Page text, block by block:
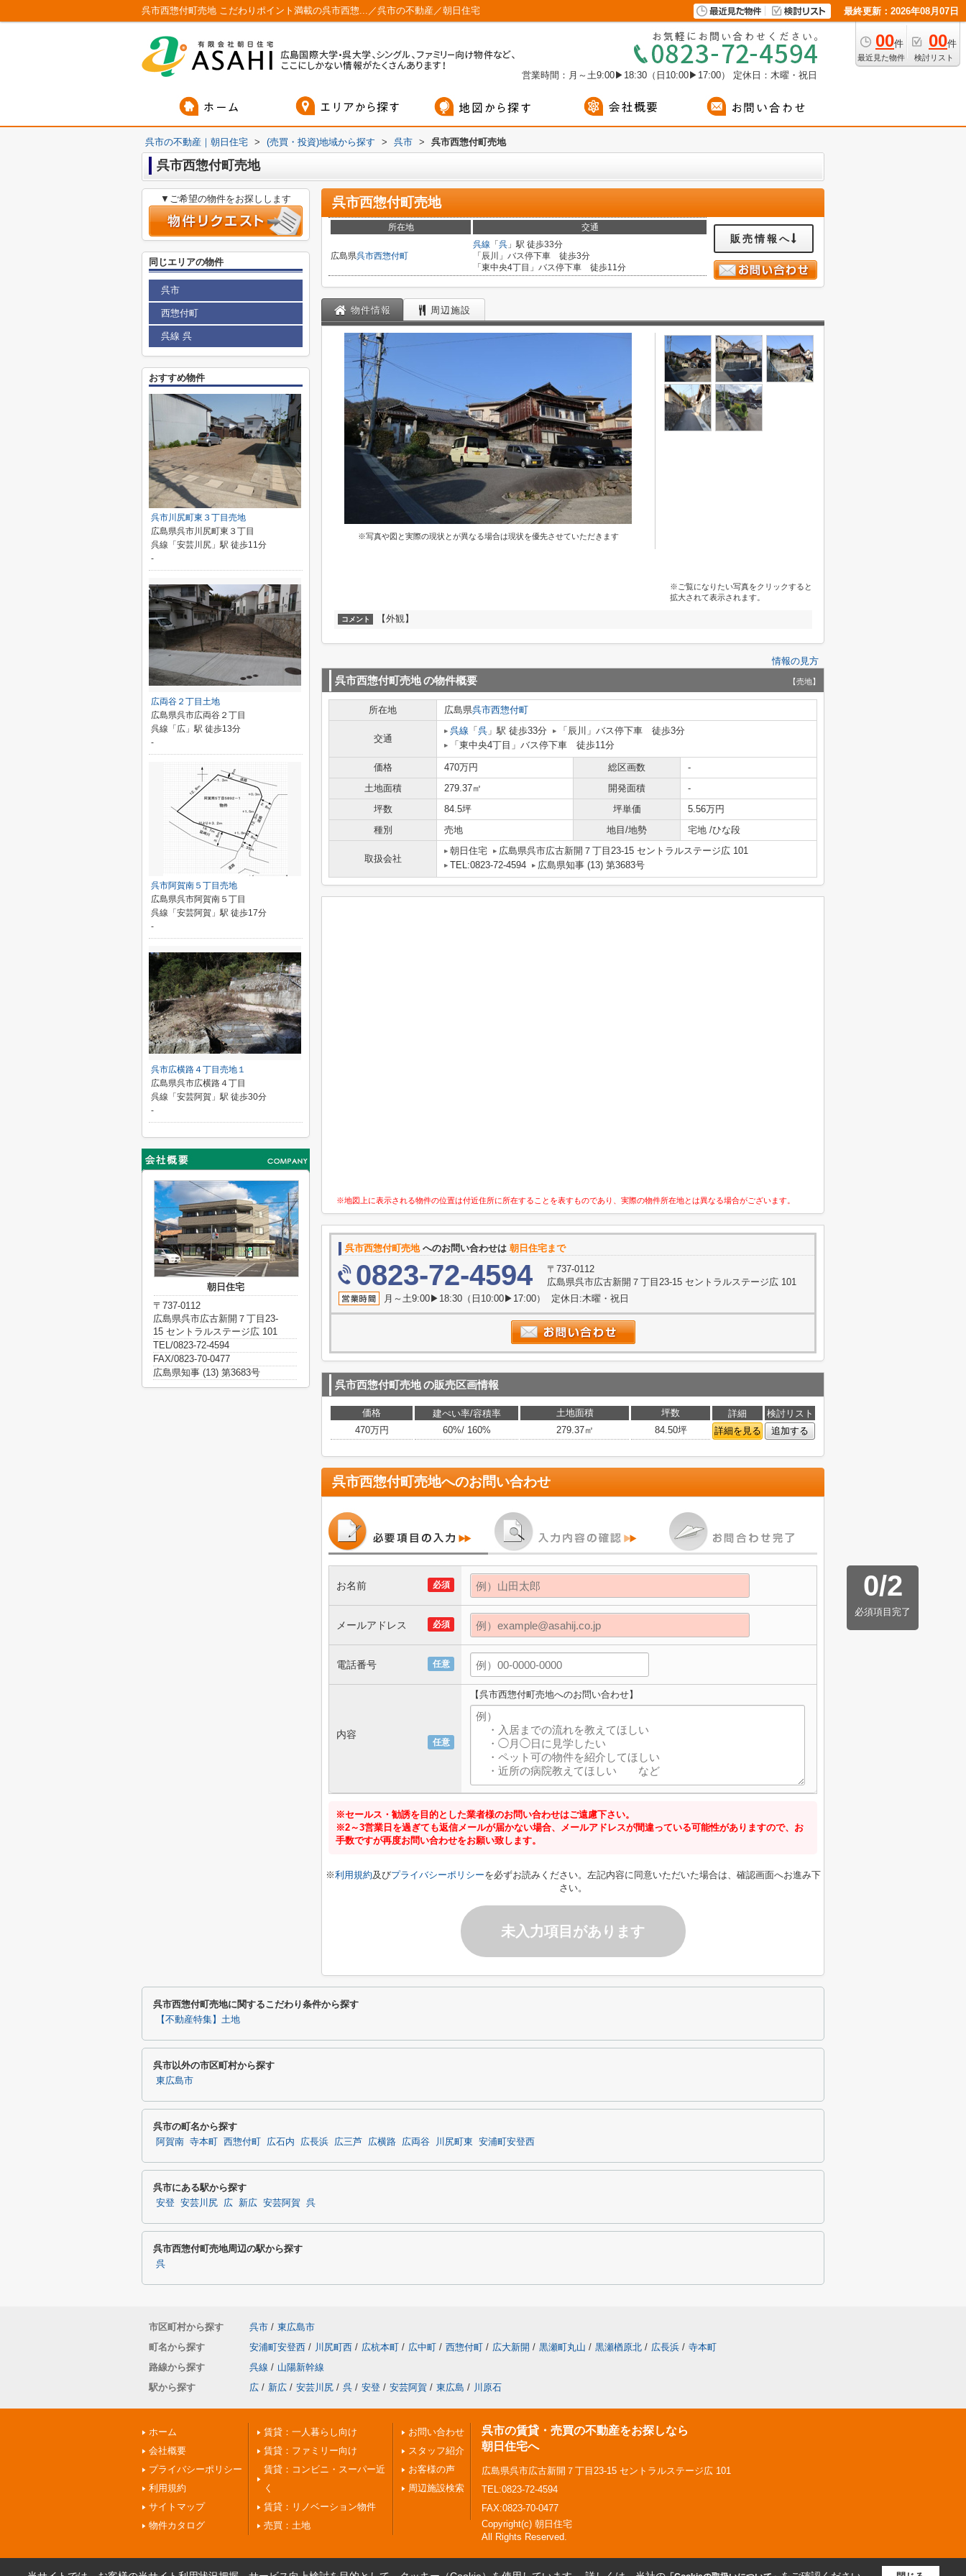
呉市西惣付町売地 こだわりポイント満載の呉市西惣...／呉市の不動産／朝日住宅 最終更新：2026年08月07日
00件
最近見た物件
00件
検討リスト
営業時間：月～土9:00▶18:30（日10:00▶17:00） 定休日：木曜・祝日
呉市の不動産｜朝日住宅 > (売買・投資)地域から探す > 呉市 > 呉市西惣付町売地
呉市西惣付町売地
呉市西惣付町売地
所在地 交通
広島県呉市西惣付町
呉線 「 呉 」駅 徒歩33分
「辰川」バス停下車 徒歩3分
「東中央4丁目」バス停下車 徒歩11分
販売情報へ
物件情報 周辺施設
※写真や図と実際の現状とが異なる場合は現状を優先させていただきます
※ご覧になりたい写真をクリックすると
拡大されて表示されます。
コメント 【外観】
情報の見方
呉市西惣付町売地の物件概要 【売地】
所在地 広島県呉市西惣付町
交通
呉線 「 呉 」駅 徒歩33分
「辰川」バス停下車 徒歩3分
「東中央4丁目」バス停下車 徒歩11分
価格 470万円 総区画数
-
土地面積
279.37㎡ 開発面積
-
坪数
84.5坪 坪単価
5.56万円
種別
売地 地目/地勢 宅地 /ひな段
取扱会社
朝日住宅
広島県呉市広古新開７丁目23-15 セントラルステージ広 101
TEL:0823-72-4594
広島県知事 (13) 第3683号
※地図上に表示される物件の位置は付近住所に所在することを表すものであり、実際の物件所在地とは異なる場合がございます。
呉市西惣付町売地へのお問い合わせは 朝日住宅まで
0823-72-4594
〒737-0112
広島県呉市広古新開７丁目23-15 セントラルステージ広 101
月～土9:00▶18:30（日10:00▶17:00） 定休日:木曜・祝日
呉市西惣付町売地の販売区画情報
価格 建ぺい率/容積率 土地面積 坪数 詳細
検討リスト
470万円
60%/ 160% 279.37㎡ 84.50坪 詳細を見る 追加する
呉市西惣付町売地へのお問い合わせ
0/2
必須項目完了
必須
お名前
必須
メールアドレス
任意
電話番号
任意
内容
【呉市西惣付町売地へのお問い合わせ】
※セールス・勧誘を目的とした業者様のお問い合わせはご遠慮下さい。
※2～3営業日を過ぎても返信メールが届かない場合、メールアドレスが間違っている可能性がありますので、お
手数ですが再度お問い合わせをお願い致します。
※利用規約及びプライバシーポリシーを必ずお読みください。左記内容に同意いただいた場合は、確認画面へお進み下
さい。
未入力項目があります
▼ご希望の物件をお探しします
同じエリアの物件
呉市
西惣付町
呉線 呉
おすすめ物件
呉市川尻町東３丁目売地
広島県呉市川尻町東３丁目
呉線「安芸川尻」駅 徒歩11分
-
広両谷２丁目土地
広島県呉市広両谷２丁目
呉線「広」駅 徒歩13分
-
呉市阿賀南５丁目売地
広島県呉市阿賀南５丁目
呉線「安芸阿賀」駅 徒歩17分
-
呉市広横路４丁目売地１
広島県呉市広横路４丁目
呉線「安芸阿賀」駅 徒歩30分
-
朝日住宅
〒737-0112
広島県呉市広古新開７丁目23-
15 セントラルステージ広 101
TEL/0823-72-4594
FAX/0823-70-0477
広島県知事 (13) 第3683号
呉市西惣付町売地に関するこだわり条件から探す
【不動産特集】土地
呉市以外の市区町村から探す
東広島市
呉市の町名から探す
阿賀南 寺本町 西惣付町 広石内 広長浜 広三芦 広横路 広両谷 川尻町東 安浦町安登西
呉市にある駅から探す
安登 安芸川尻 広 新広 安芸阿賀 呉
呉市西惣付町売地周辺の駅から探す
呉
市区町村から探す 呉市 / 東広島市
町名から探す
安浦町安登西 / 川尻町西 / 広杭本町 / 広中町 / 西惣付町 / 広大新開 / 黒瀬町丸山 / 黒瀬楢原北 / 広長浜 / 寺本町
路線から探す
呉線 / 山陽新幹線
駅から探す
広 / 新広 / 安芸川尻 / 呉 / 安登 / 安芸阿賀 / 東広島 / 川原石
ホーム
会社概要
プライバシーポリシー
利用規約
サイトマップ
物件カタログ
賃貸：一人暮らし向け
賃貸：ファミリー向け
賃貸：コンビニ・スーパー近
く
賃貸：リノベーション物件
売買：土地
お問い合わせ
スタッフ紹介
お客様の声
周辺施設検索
呉市の賃貸・売買の不動産をお探しなら
朝日住宅へ
広島県呉市広古新開７丁目23-15 セントラルステージ広 101
TEL:0823-72-4594
FAX:0823-70-0477
Copyright(c) 朝日住宅
All Rights Reserved.